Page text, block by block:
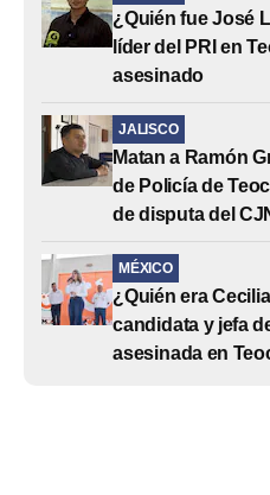
¿Quién fue José
líder del PRI en
asesinado
JALISCO
Matan a Ramón
de Policía de
de disputa del
MÉXICO
¿Quién era
candidata y jefa
asesinada en